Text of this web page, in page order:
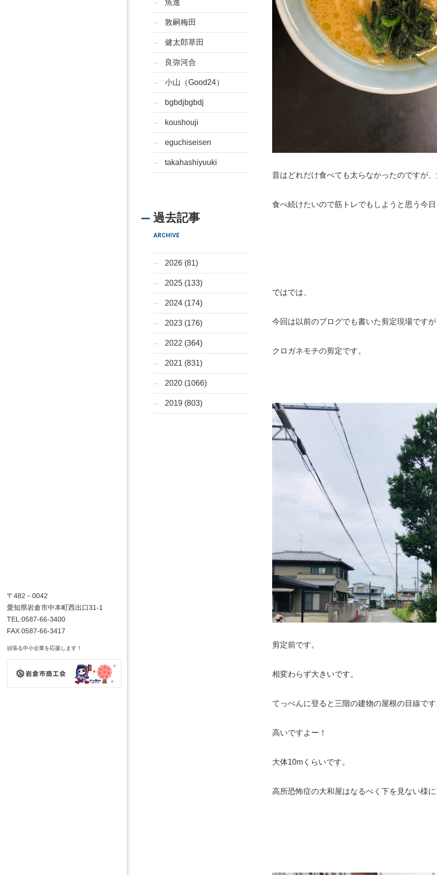
〒482－0042
愛知県岩倉市中本町西出口31-1
TEL:0587-66-3400
FAX:0587-66-3417
頑張る中小企業を応援します！
昔はどれだけ食べても太らなかったのですが
食べ続けたいので筋トレでもしようと思う今
ではでは、
今回は以前のブログでも書いた剪定現場です
クロガネモチの剪定です。
剪定前です。
相変わらず大きいです。
てっぺんに登ると三階の建物の屋根の目線で
高いですよー！
大体10mくらいです。
高所恐怖症の大和屋はなるべく下を見ない様
魚進
敦嗣梅田
健太郎草田
良弥河合
小山（Good24）
bgbdjbgbdj
koushouji
eguchiseisen
takahashiyuuki
過去記事
ARCHIVE
2026 (81)
2025 (133)
2024 (174)
2023 (176)
2022 (364)
2021 (831)
2020 (1066)
2019 (803)